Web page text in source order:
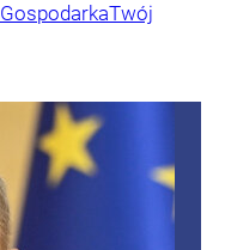
GospodarkaTwój